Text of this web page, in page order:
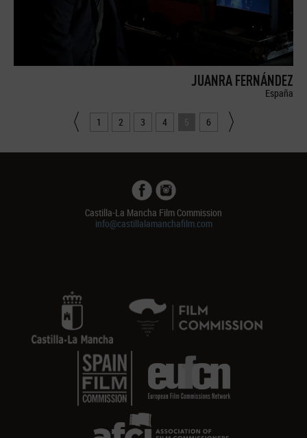
JUANRA FERNÁNDEZ
España
1 2 3 4 5 6
Castilla-La Mancha Film Commission
info@castillalamanchafilm.com